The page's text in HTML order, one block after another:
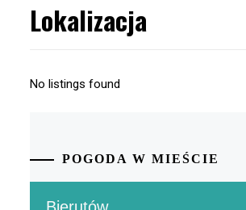
Lokalizacja
No listings found
POGODA W MIEŚCIE